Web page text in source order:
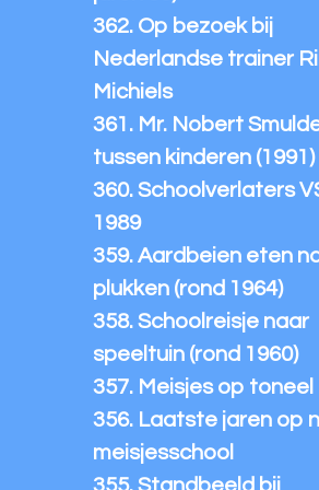
362. Op bezoek bij
Nederlandse trainer
Michiels
361. Mr. Nobert
tussen kinderen (1991)
360. Schoolverlaters
1989
359. Aardbeien eten
plukken (rond 1964)
358. Schoolreisje naar
speeltuin (rond 1960)
357. Meisjes op toneel
356. Laatste jaren op
meisjesschool
355. Standbeeld bij